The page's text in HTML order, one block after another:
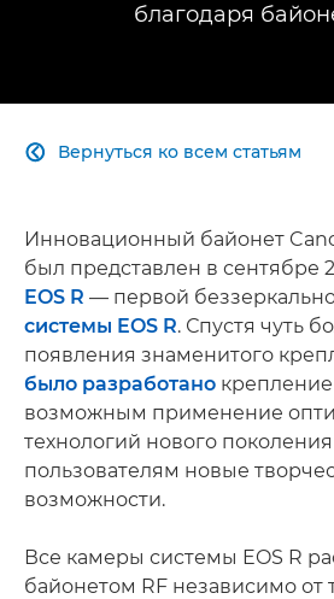
благодаря
Вернуться ко всем статьям

Инновационный байонет
был представлен в сентябре
EOS R — первой
системы EOS R. Спустя чуть
появления знаменитого
было разработано
возможным применение
технологий нового
пользователям новые
возможности.
Все камеры системы EOS R
байонетом RF независимо от